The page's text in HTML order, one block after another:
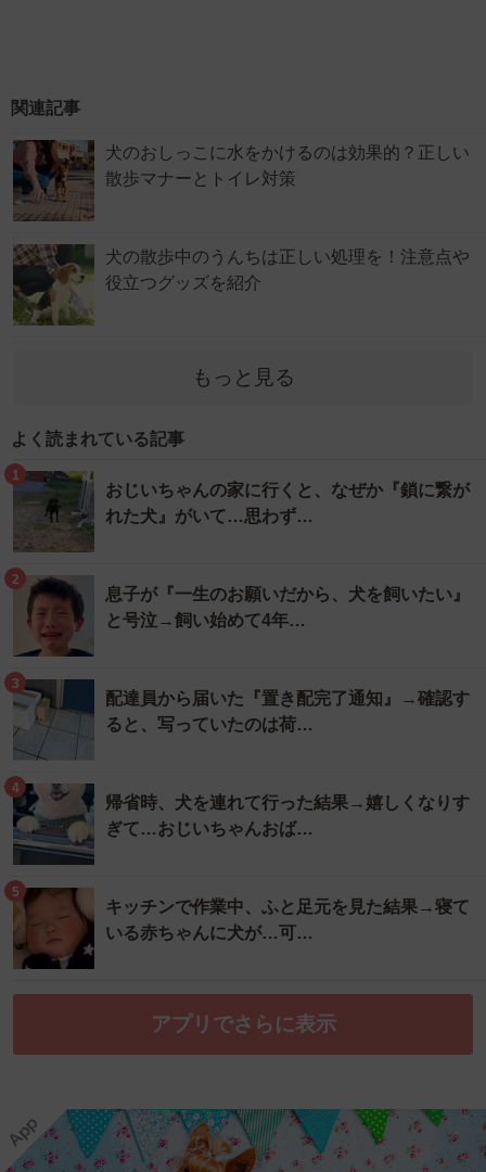
関連記事
犬のおしっこに水をかけるのは効果的？正しい
散歩マナーとトイレ対策
犬の散歩中のうんちは正しい処理を！注意点や
役立つグッズを紹介
もっと見る
よく読まれている記事
1
おじいちゃんの家に行くと、なぜか『鎖に繋が
れた犬』がいて…思わず…
2
息子が『一生のお願いだから、犬を飼いたい』
と号泣→飼い始めて4年…
3
配達員から届いた『置き配完了通知』→確認す
ると、写っていたのは荷…
4
帰省時、犬を連れて行った結果→嬉しくなりす
ぎて…おじいちゃんおば…
5
キッチンで作業中、ふと足元を見た結果→寝て
いる赤ちゃんに犬が…可…
アプリでさらに表示